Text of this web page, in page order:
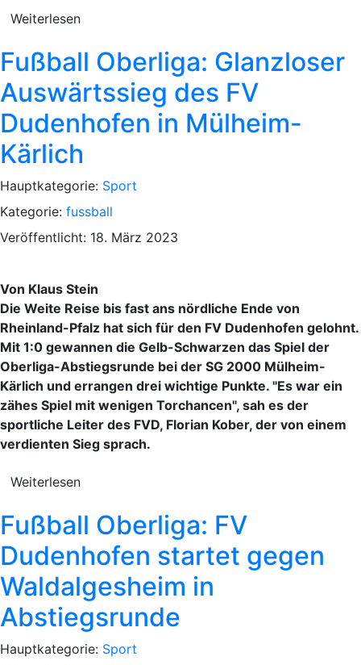
Weiterlesen
Fußball Oberliga: Glanzloser
Auswärtssieg des FV
Dudenhofen in Mülheim-
Kärlich
Hauptkategorie: Sport
Kategorie: fussball
Veröffentlicht: 18. März 2023
Von Klaus Stein
Die Weite Reise bis fast ans nördliche Ende von
Rheinland-Pfalz hat sich für den FV Dudenhofen gelohnt.
Mit 1:0 gewannen die Gelb-Schwarzen das Spiel der
Oberliga-Abstiegsrunde bei der SG 2000 Mülheim-
Kärlich und errangen drei wichtige Punkte. "Es war ein
zähes Spiel mit wenigen Torchancen", sah es der
sportliche Leiter des FVD, Florian Kober, der von einem
verdienten Sieg sprach.
Weiterlesen
Fußball Oberliga: FV
Dudenhofen startet gegen
Waldalgesheim in
Abstiegsrunde
Hauptkategorie: Sport